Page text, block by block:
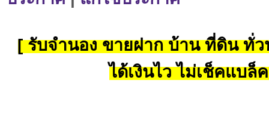
[ รับจำนอง ขายฝาก บ้าน ที่ดิน ทั่ว
ได้เงินไว ไม่เช็คแบล็